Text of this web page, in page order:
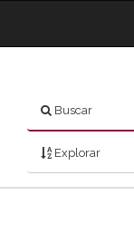
Buscar
Explorar